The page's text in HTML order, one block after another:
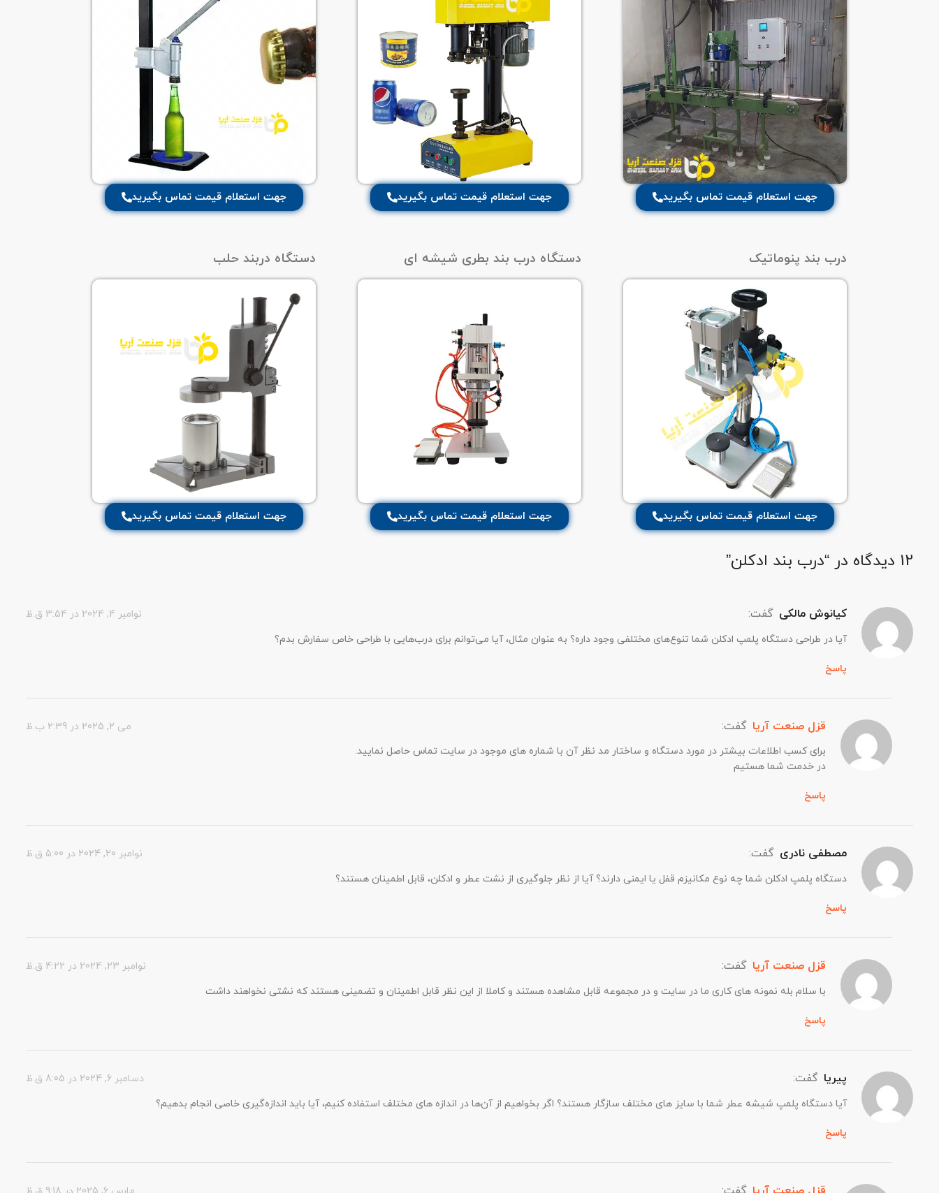
جهت استعلام قیمت تماس بگیرید جهت استعلام قیمت تماس بگیرید جهت استعلام قیمت تماس بگیرید
درب بند پنوماتیک
جهت استعلام قیمت تماس بگیرید
دستگاه درب بند بطری شیشه ای
جهت استعلام قیمت تماس بگیرید
دستگاه دربند حلب
جهت استعلام قیمت تماس بگیرید
12 دیدگاه در “ درب بند ادکلن”
کیانوش مالکی گفت:
نوامبر 4, 2024 در 3:54 ق.ظ
آیا در طراحی دستگاه پلمپ ادکلن شما تنوع‌های مختلفی وجود داره؟ به عنوان مثال، آیا می‌توانم برای درب‌هایی با طراحی خاص سفارش بدم؟
پاسخ
قزل صنعت آریا گفت:
می 2, 2025 در 2:39 ب.ظ
برای کسب اطلاعات بیشتر در مورد دستگاه و ساختار مد نظر آن با شماره های موجود در سایت تماس حاصل نمایید.
در خدمت شما هستیم
پاسخ
مصطفی نادری گفت:
نوامبر 20, 2024 در 5:00 ق.ظ
دستگاه پلمپ ادکلن شما چه نوع مکانیزم قفل یا ایمنی دارند؟ آیا از نظر جلوگیری از نشت عطر و ادکلن، قابل اطمینان هستند؟
پاسخ
قزل صنعت آریا گفت:
نوامبر 23, 2024 در 4:22 ق.ظ
با سلام بله نمونه های کاری ما در سایت و در مجموعه قابل مشاهده هستند و کاملا از این نظر قابل اطمینان و تضمینی هستند که نشتی نخواهند داشت
پاسخ
پیریا گفت:
دسامبر 6, 2024 در 8:05 ق.ظ
آیا دستگاه پلمپ شیشه عطر شما با سایز های مختلف سازگار هستند؟ اگر بخواهیم از آن‌ها در اندازه های مختلف استفاده کنیم، آیا باید اندازه‌گیری خاصی انجام بدهیم؟
پاسخ